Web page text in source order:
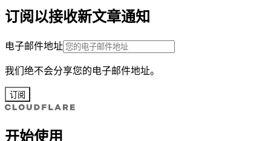
订阅以接收新文章通知
电子邮件地址
我们绝不会分享您的电子邮件地址。
订阅
开始使用